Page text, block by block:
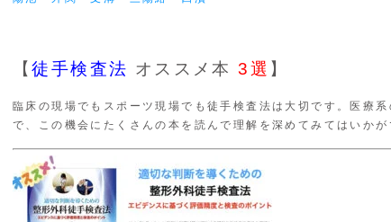
【徒手検査法 オススメ本3選 】
臨床の現場でもスポーツ現場でも徒手検査法は大切です。医療
で、この機会にたくさんの本を読んで理解を深めてみてはいか